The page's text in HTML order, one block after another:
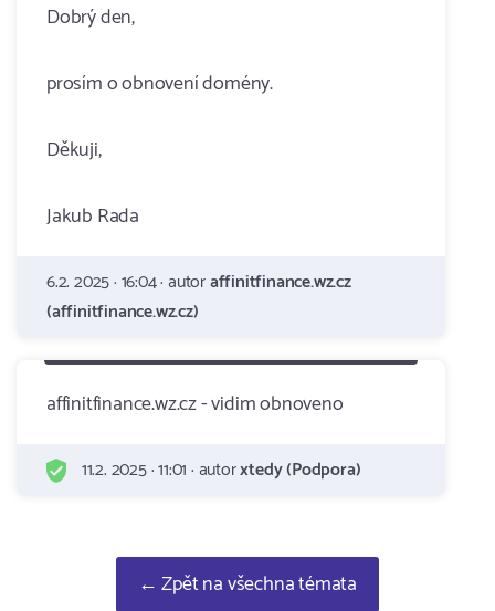
Dobrý den,
prosím o obnovení domény.
Děkuji,
Jakub Rada
6.2. 2025 · 16:04 · autoraffinitfinance.wz.cz
(affinitfinance.wz.cz)
affinitfinance.wz.cz - vidim obnoveno
11.2. 2025 · 11:01 · autorxtedy (Podpora)
← Zpět na všechna témata